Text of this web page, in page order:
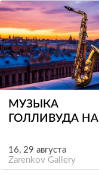
е
МУЗЫКА
ГОЛЛИВУДА НА
16, 29 августа
Zarenkov Gallery